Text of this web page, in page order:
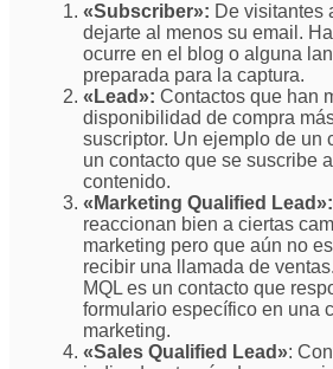
«Subscriber»: De visitantes
dejarte al menos su email.
ocurre en el blog o alguna
preparada para la captura.
«Lead»: Contactos que han
disponibilidad de compra
suscriptor. Un ejemplo de un
un contacto que se suscribe
contenido.
«Marketing Qualified Lead»:
reaccionan bien a ciertas
marketing pero que aún no
recibir una llamada de
MQL es un contacto que
formulario específico en una
marketing.
«Sales Qualified Lead»: